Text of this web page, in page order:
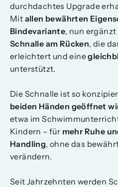
durchdachtes Upgrade
Mit allen bewährten
Bindevariante, nun ergänzt
Schnalle am Rücken, die
erleichtert und eine
unterstützt.
Die Schnalle ist so
beiden Händen geöffnet
etwa im
Kindern – für mehr Ruhe
Handling, ohne das
verändern.
Seit Jahrzehnten werden